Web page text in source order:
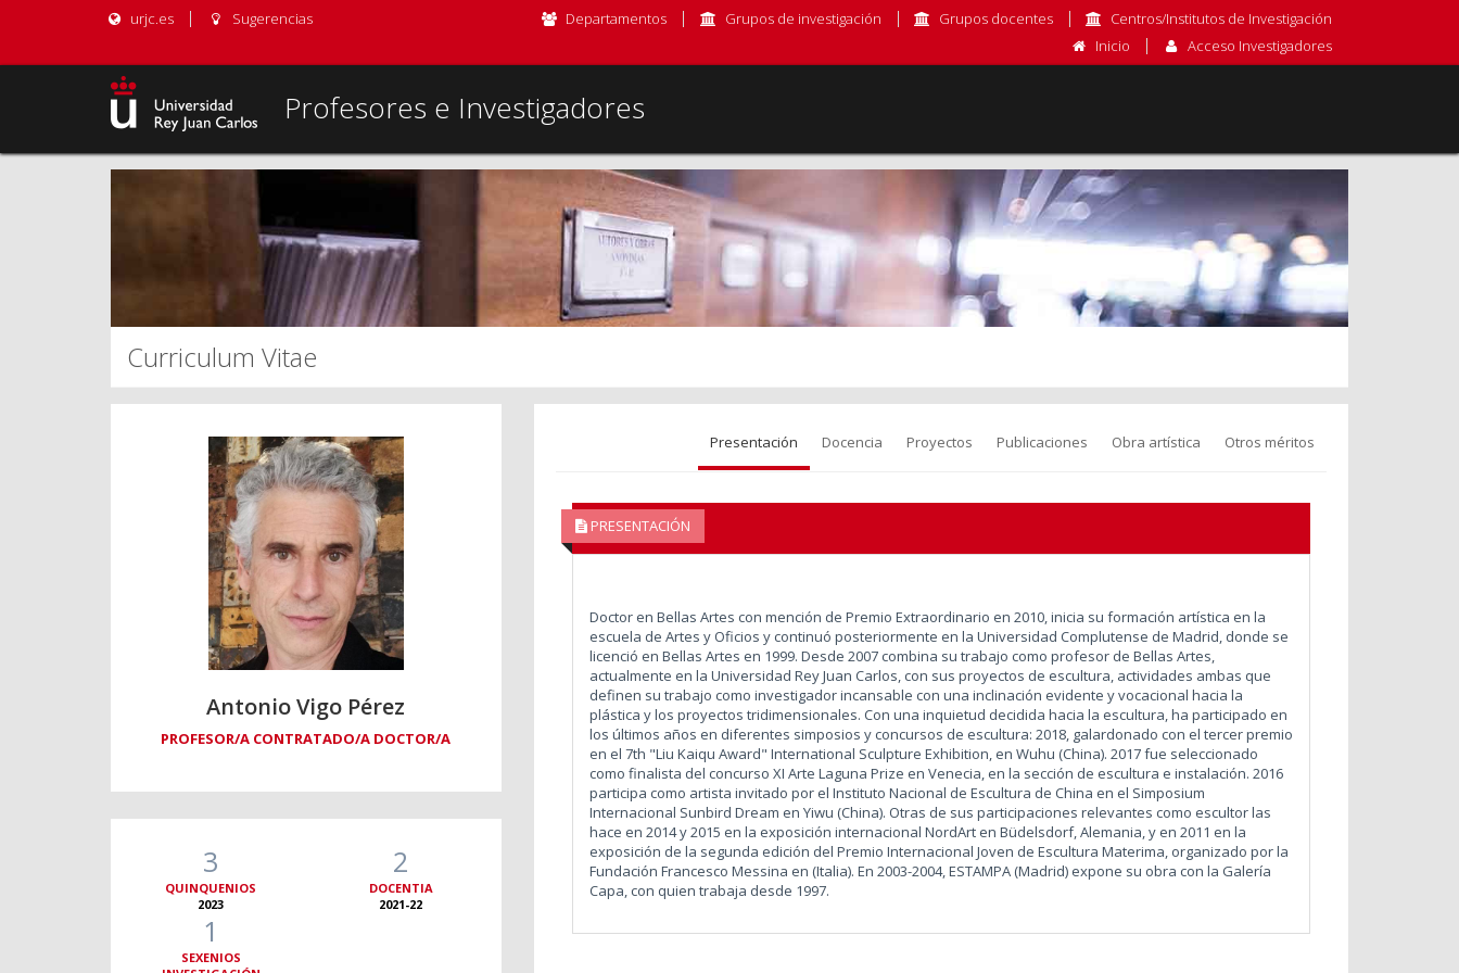
urjc.es Sugerencias Departamentos Grupos de investigación Grupos docentes
Centros/Institutos de Investigación
Inicio
Acceso Investigadores
Profesores e Investigadores
Curriculum Vitae
Antonio Vigo Pérez
PROFESOR/A CONTRATADO/A DOCTOR/A
3
QUINQUENIOS
2023
2
DOCENTIA
2021-22
1
SEXENIOS
Presentación Docencia Proyectos Publicaciones Obra artística Otros méritos
PRESENTACIÓN
Doctor en Bellas Artes con mención de Premio Extraordinario en 2010, inicia su formación artística en la
escuela de Artes y Oficios y continuó posteriormente en la Universidad Complutense de Madrid, donde se
licenció en Bellas Artes en 1999. Desde 2007 combina su trabajo como profesor de Bellas Artes,
actualmente en la Universidad Rey Juan Carlos, con sus proyectos de escultura, actividades ambas que
definen su trabajo como investigador incansable con una inclinación evidente y vocacional hacia la
plástica y los proyectos tridimensionales. Con una inquietud decidida hacia la escultura, ha participado en
los últimos años en diferentes simposios y concursos de escultura: 2018, galardonado con el tercer premio
en el 7th "Liu Kaiqu Award" International Sculpture Exhibition, en Wuhu (China). 2017 fue seleccionado
como finalista del concurso XI Arte Laguna Prize en Venecia, en la sección de escultura e instalación. 2016
participa como artista invitado por el Instituto Nacional de Escultura de China en el Simposium
Internacional Sunbird Dream en Yiwu (China). Otras de sus participaciones relevantes como escultor las
hace en 2014 y 2015 en la exposición internacional NordArt en Büdelsdorf, Alemania, y en 2011 en la
exposición de la segunda edición del Premio Internacional Joven de Escultura Materima, organizado por la
Fundación Francesco Messina en (Italia). En 2003-2004, ESTAMPA (Madrid) expone su obra con la Galería
Capa, con quien trabaja desde 1997.